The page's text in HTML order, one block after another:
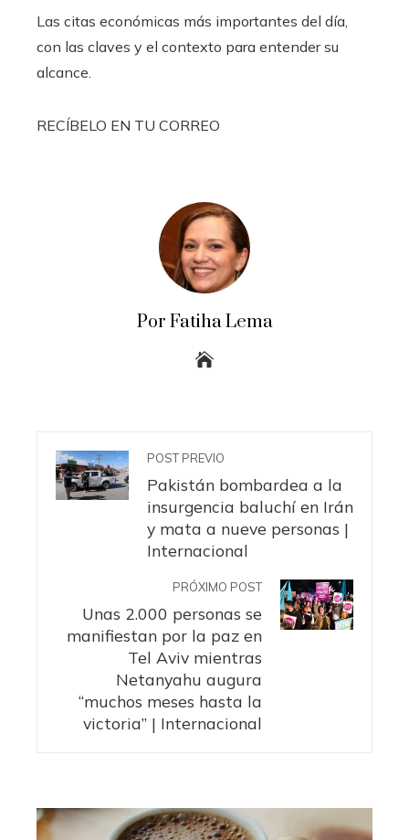
Las citas económicas más importantes del día,
con las claves y el contexto para entender su
alcance.
RECÍBELO EN TU CORREO
Por Fatiha Lema
POST PREVIO
Pakistán bombardea a la
insurgencia baluchí en Irán
y mata a nueve personas |
Internacional
PRÓXIMO POST
Unas 2.000 personas se
manifiestan por la paz en
Tel Aviv mientras
Netanyahu augura
“muchos meses hasta la
victoria” | Internacional